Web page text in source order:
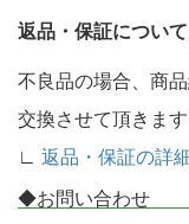
返品・保証について
不良品の場合、商
交換させて頂きま
∟ 返品・保証の詳
◆お問い合わせ